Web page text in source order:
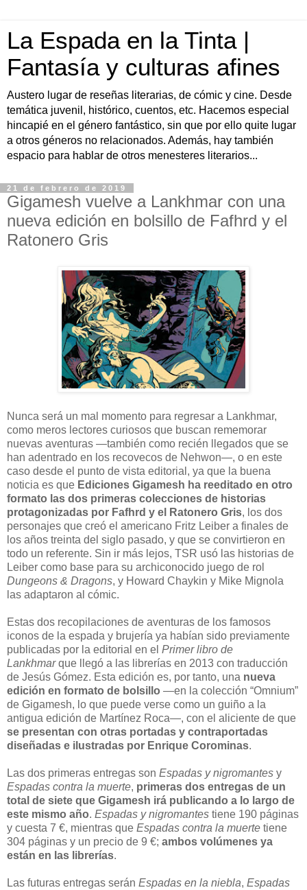
La Espada en la Tinta |
Fantasía y culturas afines
Austero lugar de reseñas literarias, de cómic y cine. Desde
temática juvenil, histórico, cuentos, etc. Hacemos especial
hincapié en el género fantástico, sin que por ello quite lugar
a otros géneros no relacionados. Además, hay también
espacio para hablar de otros menesteres literarios...
21 de febrero de 2019
Gigamesh vuelve a Lankhmar con una
nueva edición en bolsillo de Fafhrd y el
Ratonero Gris
N unca será un mal momento para regresar a Lankhmar,
como meros lectores curiosos que buscan rememorar
nuevas aventuras —también como recién llegados que se
han adentrado en los recovecos de Nehwon—, o en este
caso desde el punto de vista editorial, ya que la buena
noticia es que Ediciones Gigamesh ha reeditado en otro
formato las dos primeras colecciones de historias
protagonizadas por Fafhrd y el Ratonero Gris, los dos
personajes que creó el americano Fritz Leiber a finales de
los años treinta del siglo pasado, y que se convirtieron en
todo un referente. Sin ir más lejos, TSR usó las historias de
Leiber como base para su archiconocido juego de rol
Dungeons & Dragons, y Howard Chaykin y Mike Mignola
las adaptaron al cómic.
Estas dos recopilaciones de aventuras de los famosos
iconos de la espada y brujería ya habían sido previamente
publicadas por la editorial en el Primer libro de
Lankhmarque llegó a las librerías en 2013 con traducción
de Jesús Gómez. Esta edición es, por tanto, una nueva
edición en formato de bolsillo —en la colección “Omnium”
de Gigamesh, lo que puede verse como un guiño a la
antigua edición de Martínez Roca—, con el aliciente de que
se presentan con otras portadas y contraportadas
diseñadas e ilustradas por Enrique Corominas.
Las dos primeras entregas son Espadas y nigromantes y
Espadas contra la muerte, primeras dos entregas de un
total de siete que Gigamesh irá publicando a lo largo de
este mismo año. Espadas y nigromantes tiene 190 páginas
y cuesta 7 €, mientras que Espadas contra la muerte tiene
304 páginas y un precio de 9 €; ambos volúmenes ya
están en las librerías.
Las futuras entregas serán Espadas en la niebla, Espadas